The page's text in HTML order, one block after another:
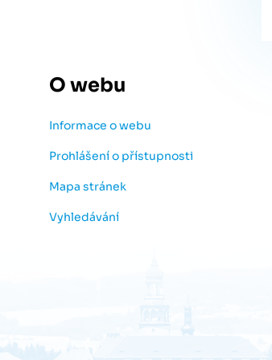
O webu
Informace o webu
Prohlášení o přístupnosti
Mapa stránek
Vyhledávání